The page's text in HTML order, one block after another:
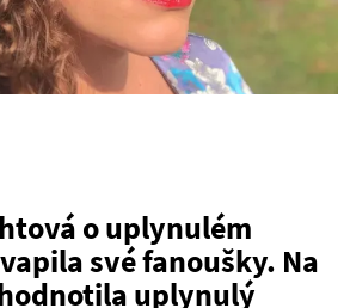
o uplynulém
své fanoušky. Na
uplynulý